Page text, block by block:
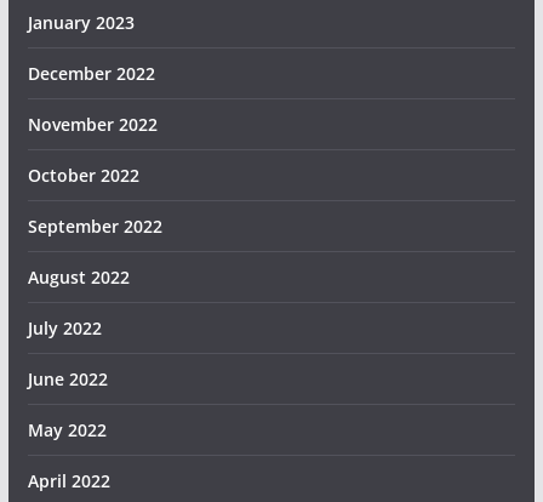
January 2023
December 2022
November 2022
October 2022
September 2022
August 2022
July 2022
June 2022
May 2022
April 2022